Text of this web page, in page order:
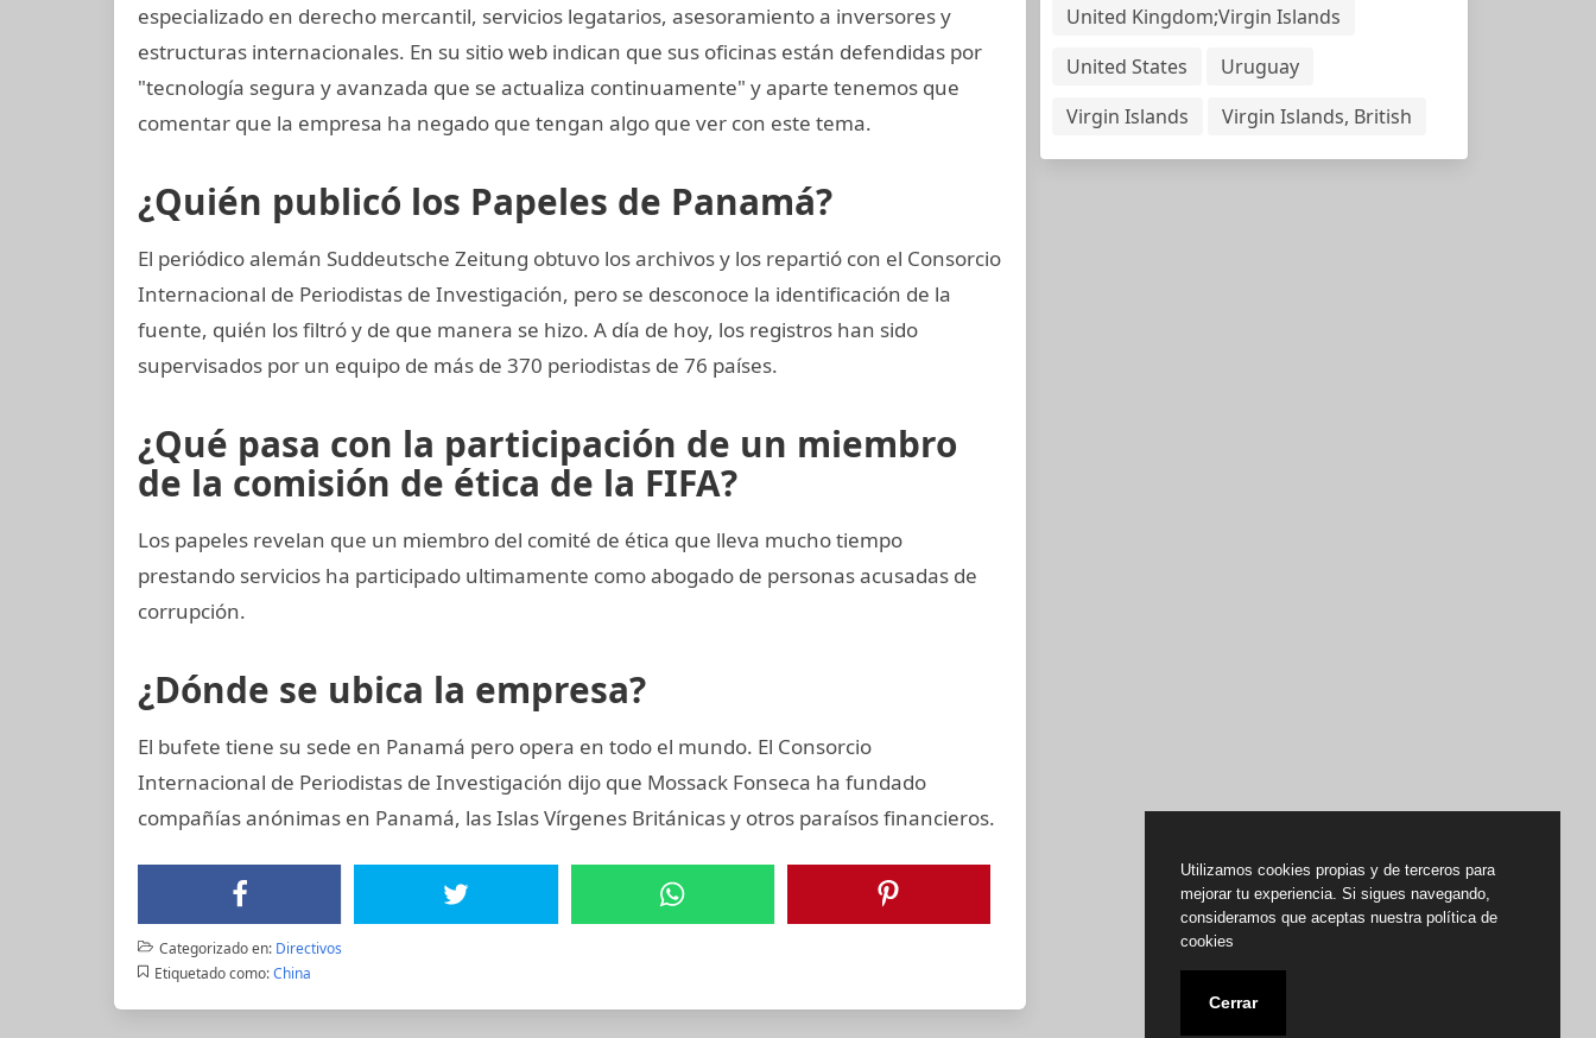
especializado en derecho mercantil, servicios legatarios, asesoramiento a inversores y
estructuras internacionales. En su sitio web indican que sus oficinas están defendidas por
"tecnología segura y avanzada que se actualiza continuamente" y aparte tenemos que
comentar que la empresa ha negado que tengan algo que ver con este tema.
¿Quién publicó los Papeles de Panamá?
El periódico alemán Suddeutsche Zeitung obtuvo los archivos y los repartió con el Consorcio
Internacional de Periodistas de Investigación, pero se desconoce la identificación de la
fuente, quién los filtró y de que manera se hizo. A día de hoy, los registros han sido
supervisados por un equipo de más de 370 periodistas de 76 países.
¿Qué pasa con la participación de un miembro
de la comisión de ética de la FIFA?
Los papeles revelan que un miembro del comité de ética que lleva mucho tiempo
prestando servicios ha participado ultimamente como abogado de personas acusadas de
corrupción.
¿Dónde se ubica la empresa?
El bufete tiene su sede en Panamá pero opera en todo el mundo. El Consorcio
Internacional de Periodistas de Investigación dijo que Mossack Fonseca ha fundado
compañías anónimas en Panamá, las Islas Vírgenes Británicas y otros paraísos financieros.
Categorizado en: Directivos
Etiquetado como: China
United Kingdom;Virgin Islands
United States
Uruguay
Virgin Islands
Virgin Islands, British
Utilizamos cookies propias y de terceros para
mejorar tu experiencia. Si sigues navegando,
consideramos que aceptas nuestra política de
cookies
Cerrar